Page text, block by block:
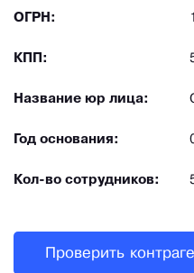
ОГРН:
КПП:
Название юр лица:
Год основания:
Кол-во сотрудников:
Проверить